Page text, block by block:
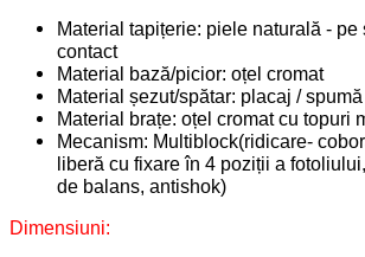
Material tapițerie: piele naturală - pe
contact
Material bază/picior: oțel cromat
Material șezut/spătar: placaj /
Material brațe: oțel cromat cu topuri
Mecanism: Multiblock(ridicare-
liberă cu fixare în 4 poziții a
de balans, antishok)
Dimensiuni: